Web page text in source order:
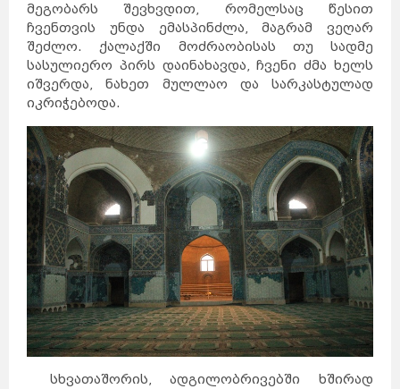
მეგობარს შევხვდით, რომელსაც წესით
ჩვენთვის უნდა ემასპინძლა, მაგრამ ვეღარ
შეძლო. ქალაქში მოძრაობისას თუ სადმე
სასულიერო პირს დაინახავდა, ჩვენი ძმა ხელს
იშვერდა, ნახეთ მულლაო და სარკასტულად
იკრიჭებოდა.
სხვათაშორის, ადგილობრივებში ხშირად